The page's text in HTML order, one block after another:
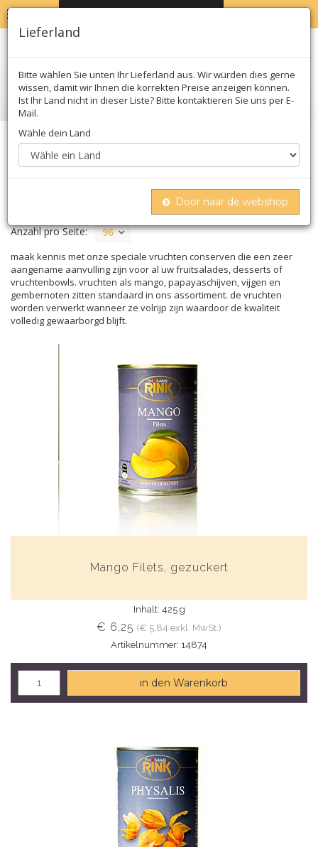
FRUCHTKONSERVEN
Anzahl pro Seite: 96
maak kennis met onze speciale vruchten conserven die een zeer
aangename aanvulling zijn voor al uw fruitsalades, desserts of
vruchtenbowls. vruchten als mango, papayaschijven, vijgen en
gembernoten zitten standaard in ons assortiment. de vruchten
worden verwerkt wanneer ze volrijp zijn waardoor de kwaliteit
volledig gewaarborgd blijft.
Mango Filets, gezuckert
Inhalt: 425 g
€ 6,25 (€ 5,84 exkl. MwSt.)
Artikelnummer: 14874
in den Warenkorb
Lieferland
Bitte wählen Sie unten Ihr Lieferland aus. Wir würden dies gerne
wissen, damit wir Ihnen die korrekten Preise anzeigen können.
Ist Ihr Land nicht in dieser Liste? Bitte kontaktieren Sie uns per E-
Mail.
Wähle dein Land
Door naar de webshop